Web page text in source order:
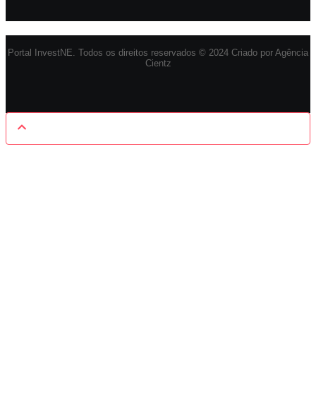
Portal InvestNE. Todos os direitos reservados © 2024 Criado por Agência
Cientz